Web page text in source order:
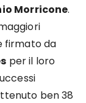
Morricone.
firmato da
per il loro
ben 38